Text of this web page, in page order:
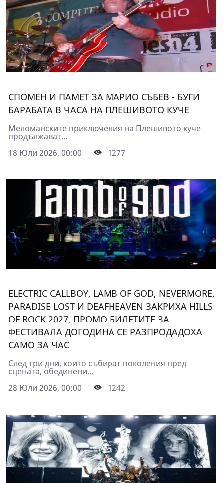
СПОМЕН И ПАМЕТ ЗА МАРИО СЪБЕВ - БУГИ
БАРАБАТА В ЧАСА НА ПЛЕШИВОТО КУЧЕ
Меломанските приключения на Плешивото куче
продължават...
18 Юли 2026, 00:00
1277
ELECTRIC CALLBOY, LAMB OF GOD, NEVERMORE,
PARADISE LOST И DEAFHEAVEN ЗАКРИХА HILLS
OF ROCK 2027, ПРОМО БИЛЕТИТЕ ЗА
ФЕСТИВАЛА ДОГОДИНА СЕ РАЗПРОДАДОХА
САМО ЗА ЧАС
След три дни, които събират поколения пред
сцената, обединени...
28 Юли 2026, 00:00
1242